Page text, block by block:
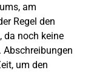
am
Regel den
da noch keine
um den